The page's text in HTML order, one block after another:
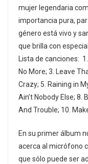
mujer legendaria
importancia pura,
género está vivo y
que brilla con
Lista de canciones:
No More; 3. Leave
Crazy; 5. Raining in
Ain’t Nobody Else; 8.
And Trouble; 10.
En su primer álbum
acerca al micrófono
que sólo puede ser